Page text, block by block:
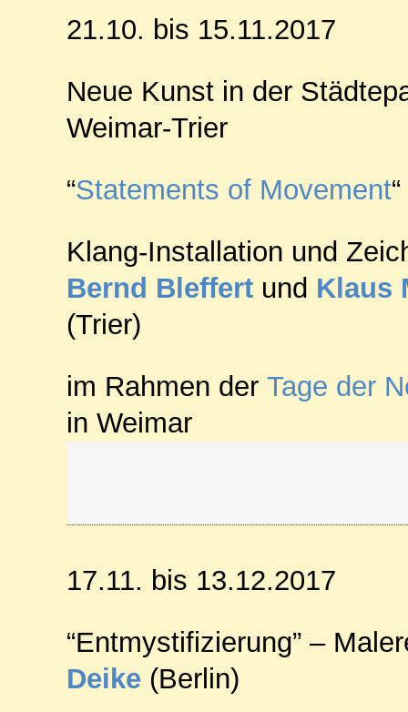
21.10. bis 15.11.2017
Neue Kunst in der
Weimar-Trier
“Statements of Movement“
Klang-Installation und
Bernd Bleffert und Klaus
(Trier)
im Rahmen der Tage der
in Weimar
17.11. bis 13.12.2017
“Entmystifizierung” –
Deike (Berlin)